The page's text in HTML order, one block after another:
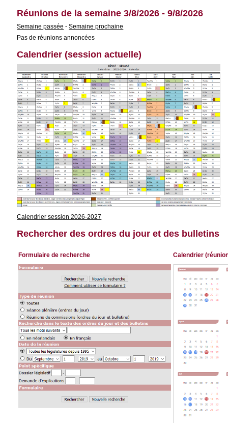
Réunions de la semaine 3/8/2026 - 9/8/2026
Semaine passée -Semaine prochaine
Pas de réunions annoncées
Calendrier (session actuelle)
Calendrier session 2026-2027
Rechercher des ordres du jour et des bulletins
Formulaire de recherche Calendrier